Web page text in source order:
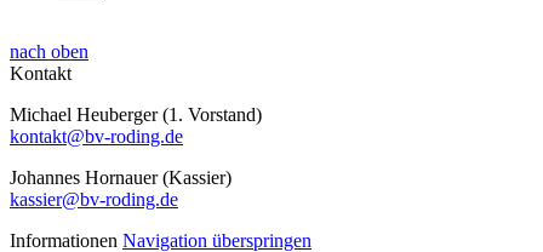
nach oben
Kontakt
Michael Heuberger (1. Vorstand)
kontakt@bv-roding.de
Johannes Hornauer (Kassier)
kassier@bv-roding.de
Informationen Navigation überspringen